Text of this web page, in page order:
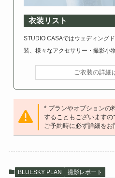
衣装リスト
STUDIO CASAではウェディング
装、様々なアクセサリー・撮影小
ご衣装の詳細
* プランやオプションの
することもございますの
ご予約時に必ず詳細をお
BLUESKY PLAN
撮影レポート